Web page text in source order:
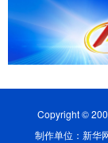
Copyright ©
制作单位：新